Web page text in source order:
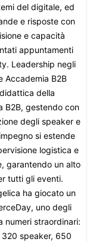
del digitale, ed
e risposte con
e capacità
appuntamenti
Leadership negli
Accademia B2B
della
B2B, gestendo con
degli speaker e
si estende
logistica e
garantendo un alto
tutti gli eventi.
ha giocato un
uno degli
numeri straordinari:
speaker, 650